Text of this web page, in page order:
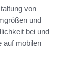
von
und
bei und
auf mobilen